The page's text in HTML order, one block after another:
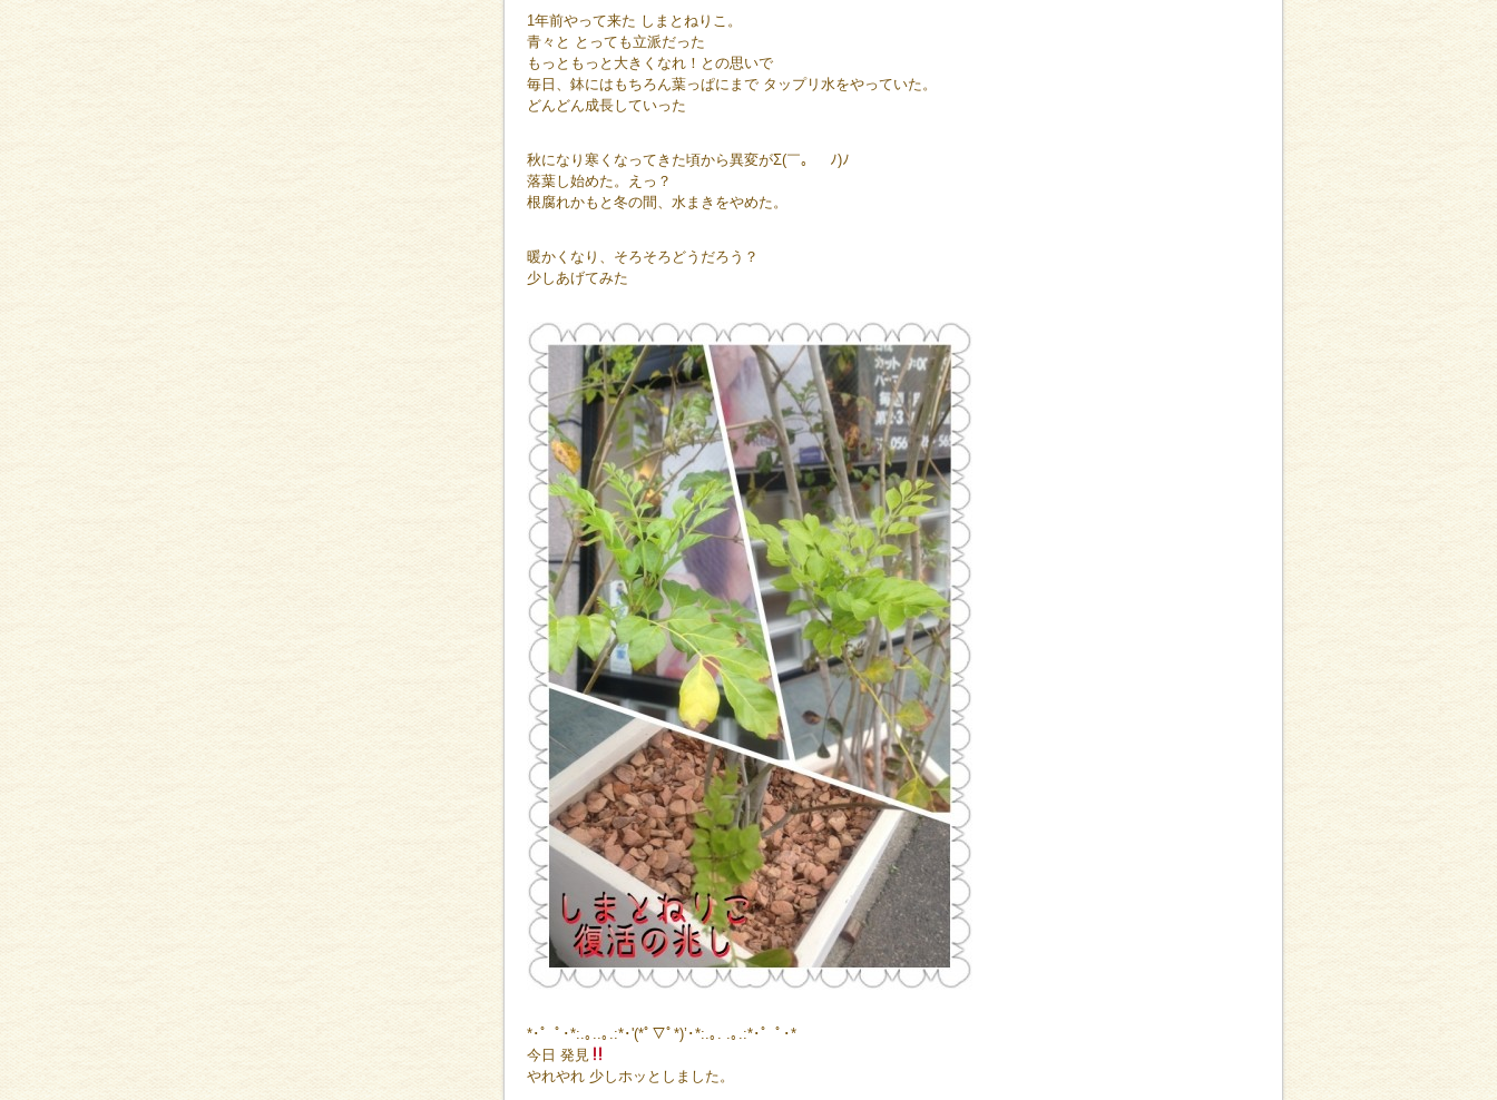
1年前やって来た しまとねりこ。
青々と とっても立派だった
もっともっと大きくなれ！との思いで
毎日、鉢にはもちろん葉っぱにまで タップリ水をやっていた。
どんどん成長していった
秋になり寒くなってきた頃から異変がΣ(￣。￣ﾉ)ﾉ
落葉し始めた。えっ？
根腐れかもと冬の間、水まきをやめた。
暖かくなり、そろそろどうだろう？
少しあげてみた
*･゜ﾟ･*:.｡..｡.:*･'(*ﾟ▽ﾟ*)’･*:.｡. .｡.:*･゜ﾟ･*
今日 発見
やれやれ 少しホッとしました。